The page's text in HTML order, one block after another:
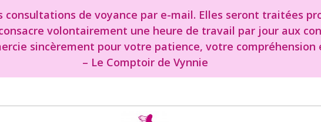
consultations de voyance par e-mail. Elles seront traitées
volontairement une heure de travail par jour aux
sincèrement pour votre patience, votre
– Le Comptoir de Vynnie